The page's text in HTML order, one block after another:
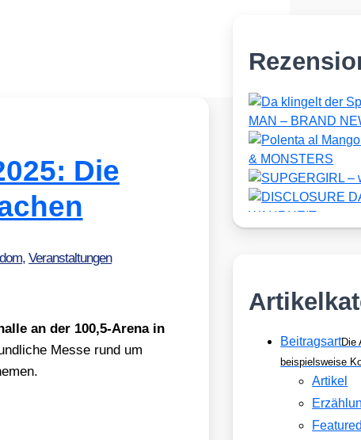
Die
,Veranstaltungen
an der 100,5‑Arena in
Mes­se rund um
BeitragsartDie
beispielsweise
Artikel